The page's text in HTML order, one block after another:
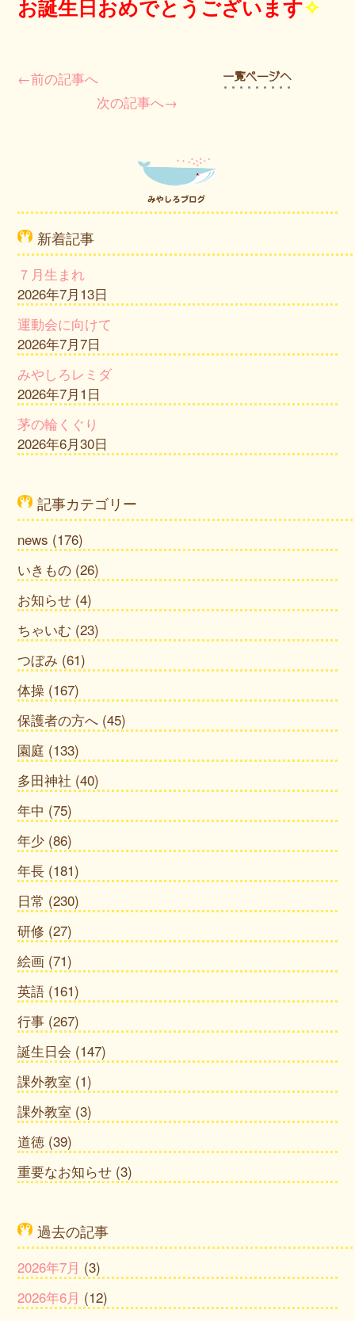
お誕生日おめでとうございます✧
←前の記事へ
次の記事へ→
新着記事
７月生まれ
2026年7月13日
運動会に向けて
2026年7月7日
みやしろレミダ
2026年7月1日
茅の輪くぐり
2026年6月30日
記事カテゴリー
news (176)
いきもの (26)
お知らせ (4)
ちゃいむ (23)
つぼみ (61)
体操 (167)
保護者の方へ (45)
園庭 (133)
多田神社 (40)
年中 (75)
年少 (86)
年長 (181)
日常 (230)
研修 (27)
絵画 (71)
英語 (161)
行事 (267)
誕生日会 (147)
課外教室 (1)
課外教室 (3)
道徳 (39)
重要なお知らせ (3)
過去の記事
2026年7月 (3)
2026年6月 (12)